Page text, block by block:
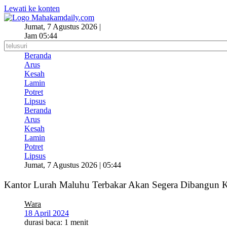
Lewati ke konten
Jumat, 7 Agustus 2026 |
Jam 05:44
Beranda
Arus
Kesah
Lamin
Potret
Lipsus
Beranda
Arus
Kesah
Lamin
Potret
Lipsus
Jumat, 7 Agustus 2026 | 05:44
Kantor Lurah Maluhu Terbakar Akan Segera Dibangun
Wara
18 April 2024
durasi baca: 1 menit